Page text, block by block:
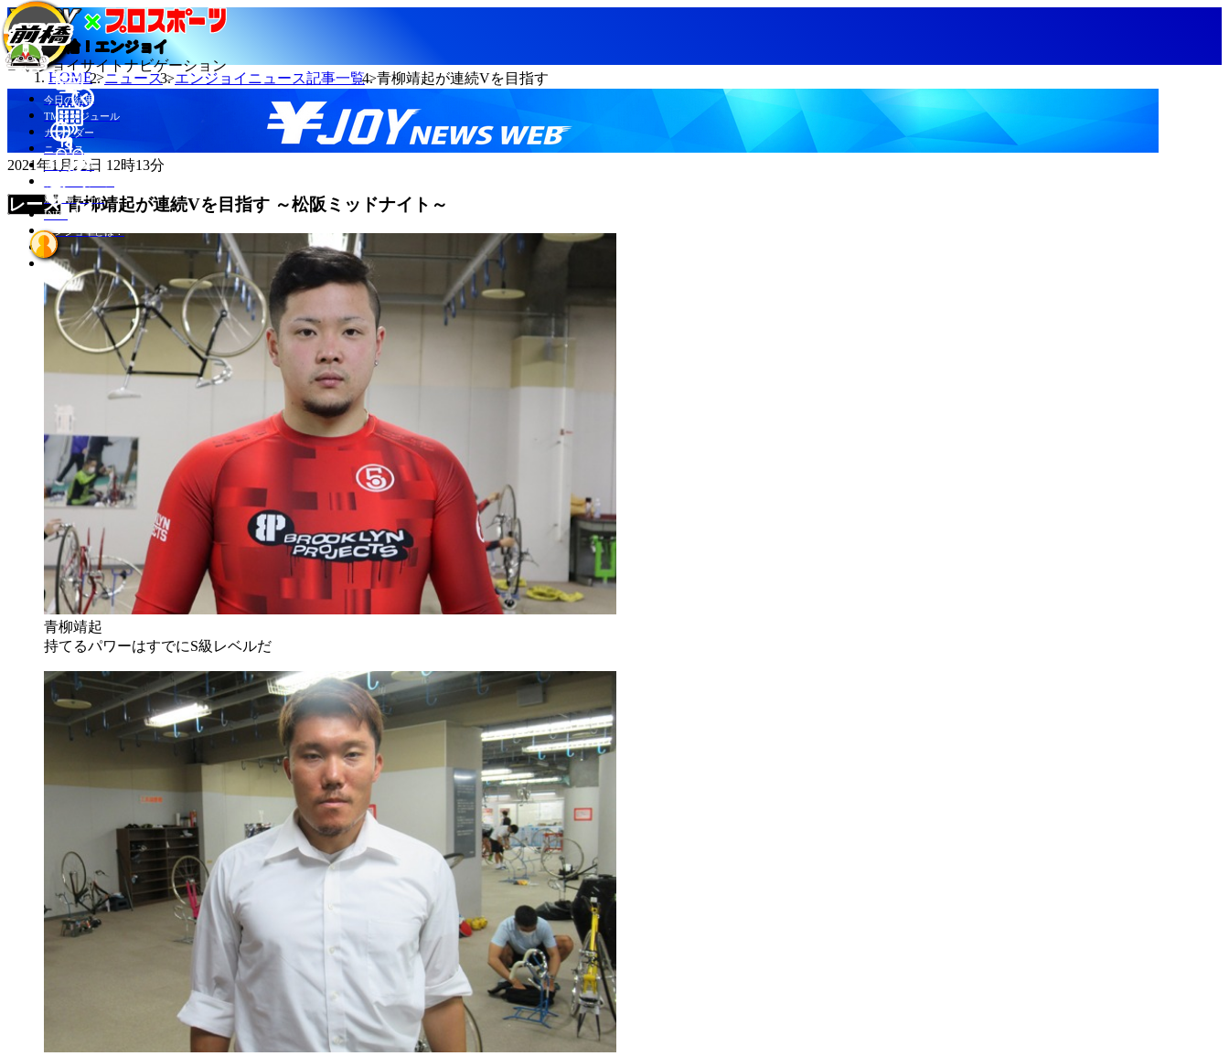
当たる競輪！エンジョイ
エンジョイサイトナビゲーション
今日の結果
TMスケジュール
カレンダー
ニュース
選手データ
競輪場データ
INFO
エンジョイとは？
HOME ニュース エンジョイニュース記事一覧 青柳靖起が連続Vを目指す
2021年1月22日 12時13分
青柳靖起が連続Vを目指す ～松阪ミッドナイト～
青柳靖起
持てるパワーはすでにS級レベルだ